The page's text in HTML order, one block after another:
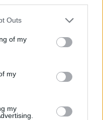
Outs
of my
my
my